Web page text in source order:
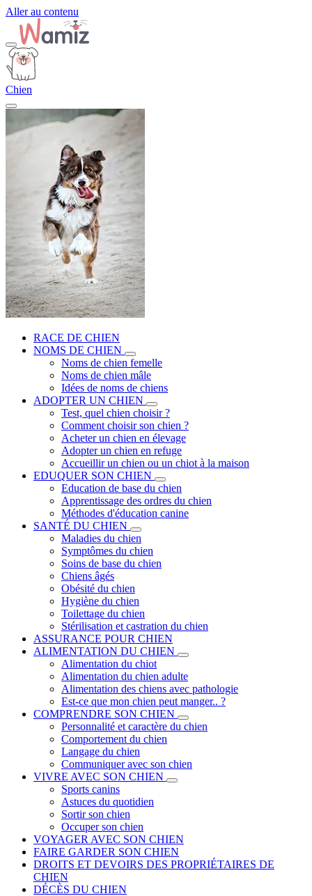
Aller au contenu
Chien
RACE DE CHIEN
NOMS DE CHIEN
Noms de chien femelle
Noms de chien mâle
Idées de noms de chiens
ADOPTER UN CHIEN
Test, quel chien choisir ?
Comment choisir son chien ?
Acheter un chien en élevage
Adopter un chien en refuge
Accueillir un chien ou un chiot à la maison
EDUQUER SON CHIEN
Education de base du chien
Apprentissage des ordres du chien
Méthodes d'éducation canine
SANTÉ DU CHIEN
Maladies du chien
Symptômes du chien
Soins de base du chien
Chiens âgés
Obésité du chien
Hygiène du chien
Toilettage du chien
Stérilisation et castration du chien
ASSURANCE POUR CHIEN
ALIMENTATION DU CHIEN
Alimentation du chiot
Alimentation du chien adulte
Alimentation des chiens avec pathologie
Est-ce que mon chien peut manger.. ?
COMPRENDRE SON CHIEN
Personnalité et caractère du chien
Comportement du chien
Langage du chien
Communiquer avec son chien
VIVRE AVEC SON CHIEN
Sports canins
Astuces du quotidien
Sortir son chien
Occuper son chien
VOYAGER AVEC SON CHIEN
FAIRE GARDER SON CHIEN
DROITS ET DEVOIRS DES PROPRIÉTAIRES DE
CHIEN
DÉCÈS DU CHIEN